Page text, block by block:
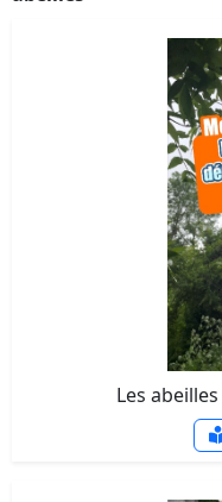
Les